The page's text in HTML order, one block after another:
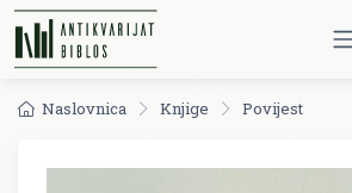
Naslovnica Knjige Povijest